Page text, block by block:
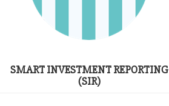
SMART INVESTMENT REPORTING
(SIR)